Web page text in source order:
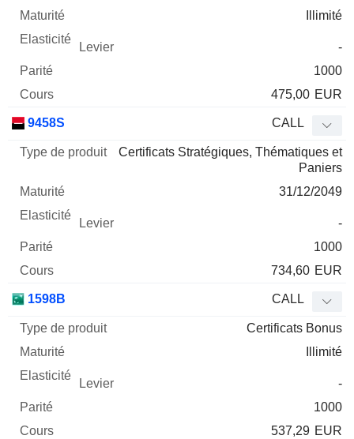
Illimité
-
1000
475,00 EUR
9458S CALL
Certificats Stratégiques, Thématiques et
Paniers
31/12/2049
-
1000
734,60 EUR
1598B CALL
Certificats Bonus
Illimité
-
1000
537,29 EUR